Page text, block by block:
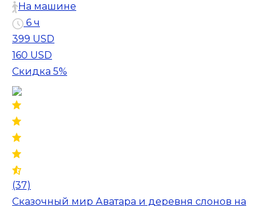
На машине
6 ч
399 USD
160 USD
Скидка 5%
(37)
Сказочный мир Аватара и деревня слонов на